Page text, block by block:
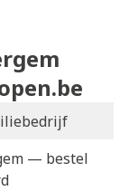
— bestel